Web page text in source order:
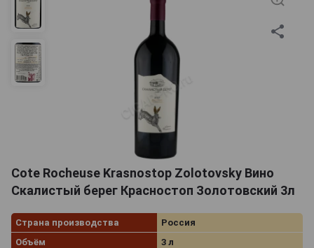
Cote Rocheuse Krasnostop Zolotovsky Вино
Скалистый берег Красностоп Золотовский 3л
Страна производства
Россия
Объём
3 л